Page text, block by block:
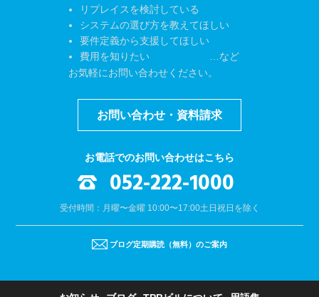
リプレイスを検討している
システムの選び方を教えてほしい
要件定義から支援してほしい
費用を知りたい …など
お気軽にお問い合わせください。
お問い合わせ・資料請求
お電話でのお問い合わせはこちら
052-222-1000
受付時間：月曜〜金曜 10:00〜17:00土日祝日を除く
ブログ定期購読（無料）のご案内